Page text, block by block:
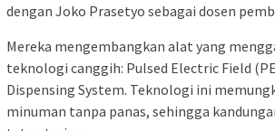
dengan Joko Prasetyo sebagai dosen
Mereka mengembangkan alat yang
teknologi canggih: Pulsed Electric Field
Dispensing System. Teknologi ini
minuman tanpa panas, sehingga